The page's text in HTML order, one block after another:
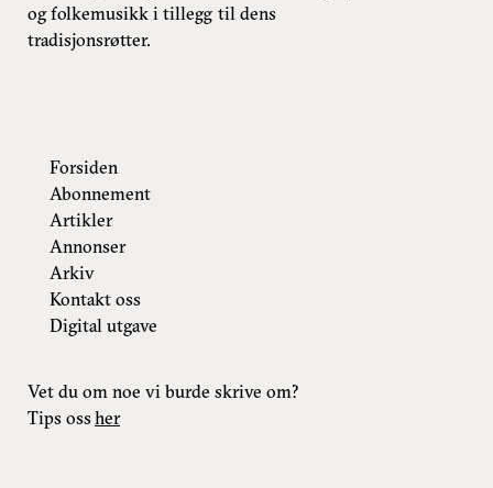
og folkemusikk i tillegg til dens
tradisjonsrøtter.
Forsiden
Abonnement
Artikler
Annonser
Arkiv
Kontakt oss
Digital utgave
Vet du om noe vi burde skrive om?
Tips ossher